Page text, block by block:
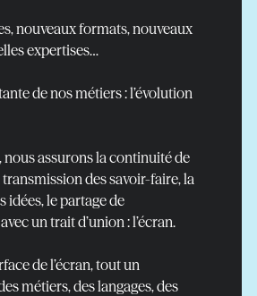
nouveaux formats, nouveaux
expertises…
de nos métiers : l’évolution
nous assurons la continuité de
des savoir-faire, la
idées, le partage de
un trait d’union : l’écran.
de l’écran, tout un
métiers, des langages, des